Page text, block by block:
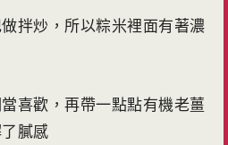
拌炒，所以粽米裡面有著濃
喜歡，再帶一點點有機老薑
膩感